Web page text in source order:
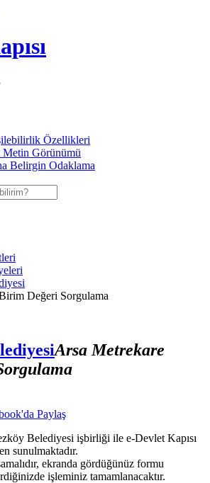
Özellikleri
Metin Görünümü
Belirgin Odaklama
Değeri Sorgulama
Arsa Metrekare
Paylaş
Belediyesi işbirliği ile e-Devlet Kapısı
sunulmaktadır.
ekranda gördüğünüz formu
işleminiz tamamlanacaktır.